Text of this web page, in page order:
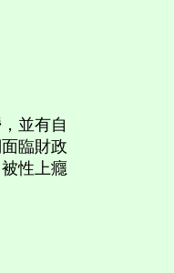
並有自
臨財政
性上癮